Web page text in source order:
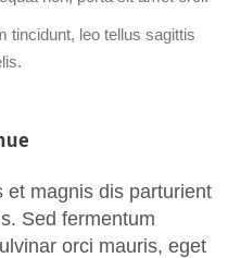
tincidunt, leo tellus sagittis
et magnis dis parturient
Sed fermentum
orci mauris, eget